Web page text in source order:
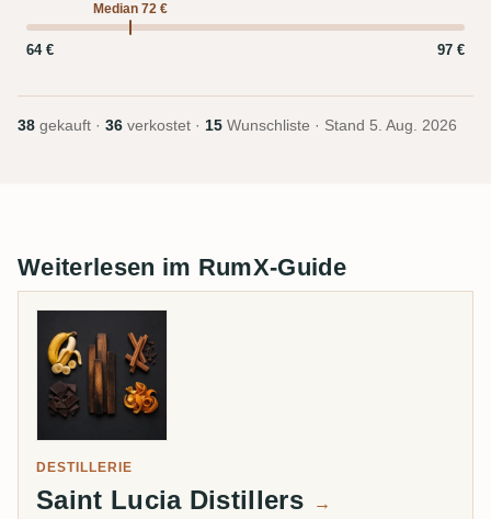
Median 72 €
64 € 97 €
38 gekauft · 36 verkostet · 15 Wunschliste · Stand 5. Aug. 2026
Weiterlesen im RumX-Guide
DESTILLERIE
Saint Lucia Distillers →